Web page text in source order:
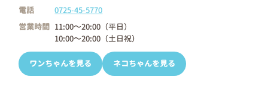
電話
0725-45-5770
営業時間 11:00～20:00（平日）
10:00～20:00（土日祝）
ワンちゃんを見る ネコちゃんを見る